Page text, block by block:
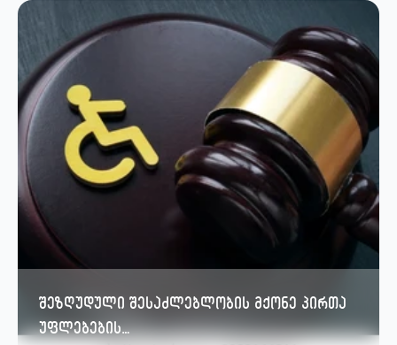
შეზღუდული შესაძლებლობის მქონე პირთა
უფლებების…